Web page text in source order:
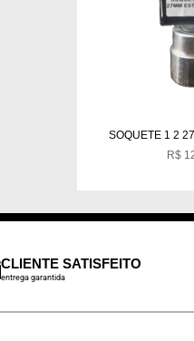
SOQUETE 1 2
R$
CLIENTE SATISFEITO
entrega garantida